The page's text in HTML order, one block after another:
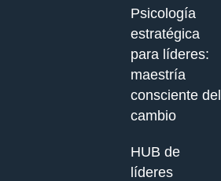
Psicología
estratégica
para líderes:
maestría
consciente del
cambio
HUB de
líderes